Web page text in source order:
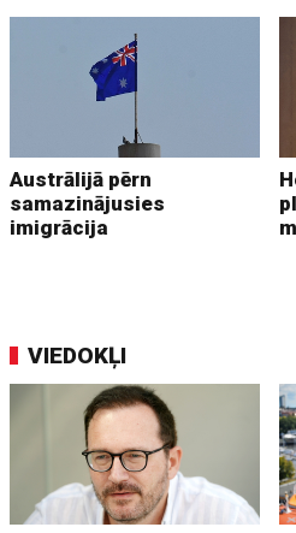
Austrālijā pērn
samazinājusies
imigrācija
VIEDOKĻI